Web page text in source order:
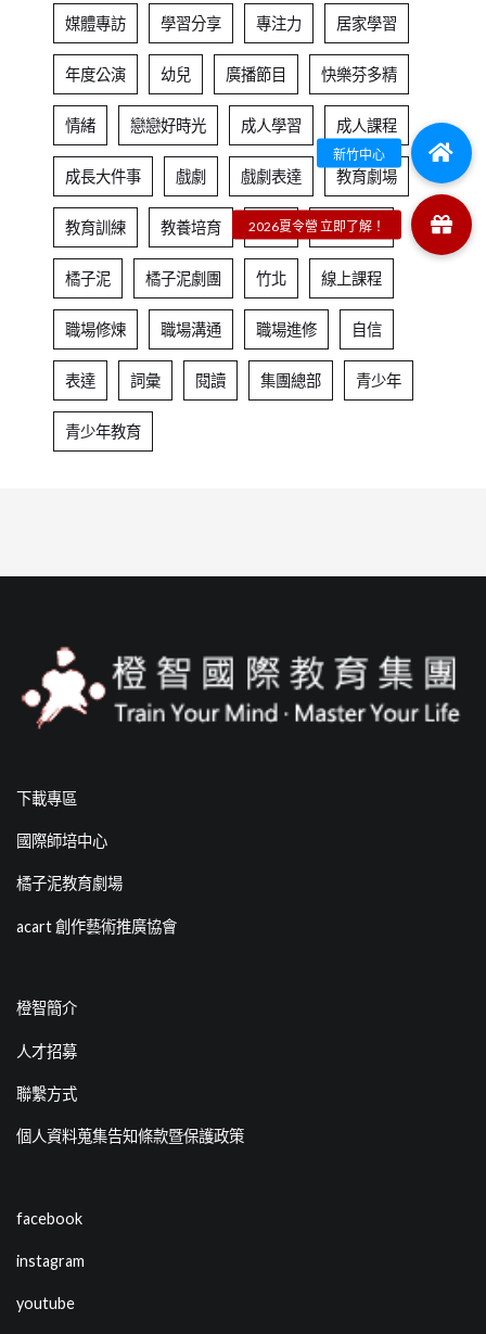
媒體專訪 學習分享 專注力 居家學習
年度公演 幼兒 廣播節目 快樂芬多精
情緒 戀戀好時光 成人學習 成人課程
成長大件事 戲劇 戲劇表達 教育劇場
教育訓練 教養培育 新竹 新竹中心
橘子泥 橘子泥劇團 竹北 線上課程
職場修煉 職場溝通 職場進修 自信
表達 詞彙 閱讀 集團總部 青少年
青少年教育
下載專區
國際師培中心
橘子泥教育劇場
acart 創作藝術推廣協會
橙智簡介
人才招募
聯繫方式
個人資料蒐集告知條款暨保護政策
facebook
instagram
youtube